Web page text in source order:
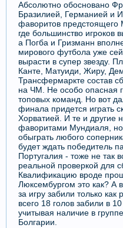
Абсолютно обосновано
Бразилией, Германией и
фаворитов
где большинство игроков
а Погба и Гризманн
мирового футбола уже
вырасти в супер звезду.
Канте, Матуиди, Жиру,
Трансфермаркте состав
на ЧМ. Не особо опасная
топовых команд. Но вот
финала придется играть
Хорватией. И те и другие
фаворитами Мундиаля, но
обыграть любого
будет ждать победитель
Португалия - тоже не так
реальной проверкой для
Квалификацию вроде
Люксембургом это как? А
за игру забили только
всего 18 голов забили в
учитывая наличие в
Болгарии.